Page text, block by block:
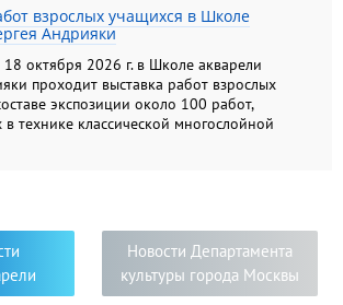
взрослых учащихся в Школе
Андрияки
октября 2026 г. в Школе акварели
проходит выставка работ взрослых
экспозиции около 100 работ,
технике классической многослойной
гризайли и карандашом. Экспозиция
работ свидетельствуют о серьёзном
в мир изобразительного
и их учеников.
Новости Департамента
культуры города Москвы